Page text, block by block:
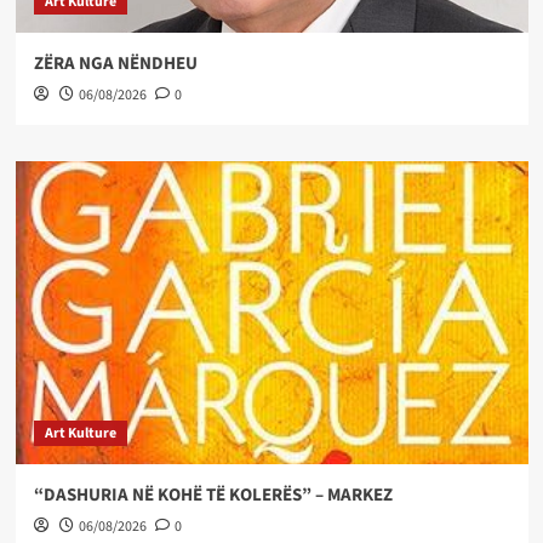
ZËRA NGA NËNDHEU
06/08/2026 0
Art Kulture
“DASHURIA NË KOHË TË KOLERËS” – MARKEZ
06/08/2026 0